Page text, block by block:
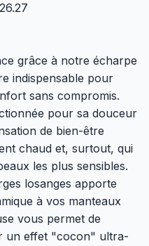
grâce à notre écharpe
indispensable pour
sans compromis.
pour sa douceur
de bien-être
chaud et, surtout, qui
les plus sensibles.
losanges apporte
à vos manteaux
vous permet de
un effet "cocon" ultra-